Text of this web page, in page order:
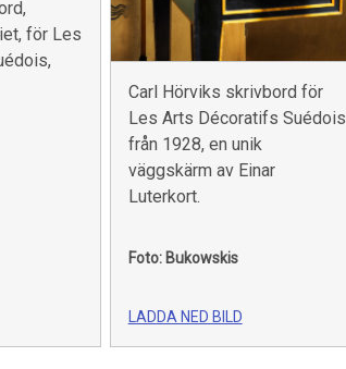
för Les
Carl Hörviks skrivbord för
Les Arts Décoratifs Suédois
från 1928, en unik
väggskärm av Einar
Luterkort.
Foto: Bukowskis
LADDA NED BILD